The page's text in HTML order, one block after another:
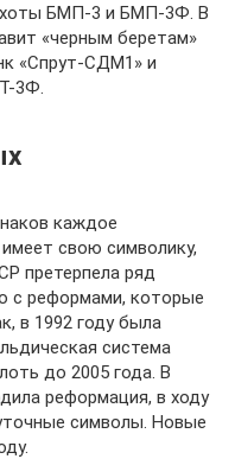
БМП-3 и БМП-3Ф. В
«черным беретам»
«Спрут-СДМ1» и
3Ф.
каждое
свою символику,
претерпела ряд
с реформами, которые
в 1992 году была
система
до 2005 года. В
реформация, в ходу
символы. Новые